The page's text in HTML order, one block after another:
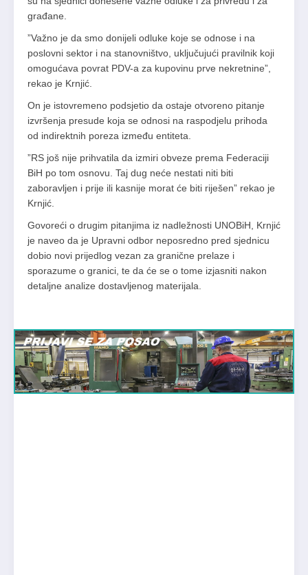
građane.
”Važno je da smo donijeli odluke koje se odnose i na
poslovni sektor i na stanovništvo, uključujući pravilnik koji
omogućava povrat PDV-a za kupovinu prve nekretnine”,
rekao je Krnjić.
On je istovremeno podsjetio da ostaje otvoreno pitanje
izvršenja presude koja se odnosi na raspodjelu prihoda
od indirektnih poreza između entiteta.
”RS još nije prihvatila da izmiri obveze prema Federaciji
BiH po tom osnovu. Taj dug neće nestati niti biti
zaboravljen i prije ili kasnije morat će biti riješen” rekao je
Krnjić.
Govoreći o drugim pitanjima iz nadležnosti UNOBiH, Krnjić
je naveo da je Upravni odbor neposredno pred sjednicu
dobio novi prijedlog vezan za granične prelaze i
sporazume o granici, te da će se o tome izjasniti nakon
detaljne analize dostavljenog materijala.